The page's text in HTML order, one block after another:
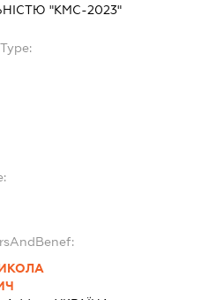
"КМС-2023"